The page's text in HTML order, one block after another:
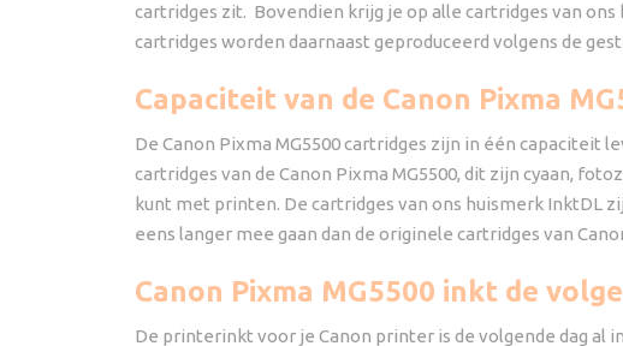
cartridges zit. Bovendien krijg je op alle cartridges van
cartridges worden daarnaast geproduceerd volgens de
Capaciteit van de Canon Pixma
De Canon Pixma MG5500 cartridges zijn in één capaciteit
cartridges van de Canon Pixma MG5500, dit zijn cyaan,
kunt met printen. De cartridges van ons huismerk InktDL
eens langer mee gaan dan de originele cartridges van
Canon Pixma MG5500 inkt de
De printerinkt voor je Canon printer is de volgende dag al